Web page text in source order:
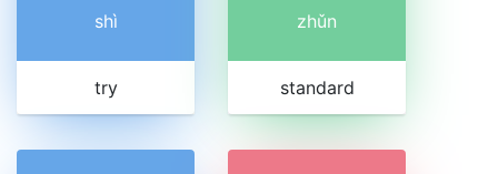
shì
try
zhǔn
standard